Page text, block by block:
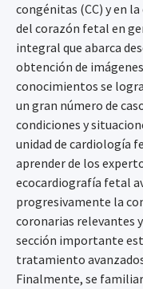
congénitas (CC) y en
del corazón fetal en
integral que abarca
obtención de
conocimientos se
un gran número de
condiciones y
unidad de cardiología
aprender de los
ecocardiografía fetal
progresivamente la
coronarias relevantes
sección importante
tratamiento
Finalmente, se